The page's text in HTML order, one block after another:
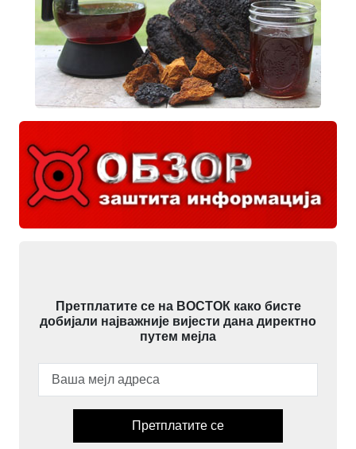
Претплатите се на ВОСТОК како бисте
добијали најважније вијести дана директно
путем мејла
Претплатите се